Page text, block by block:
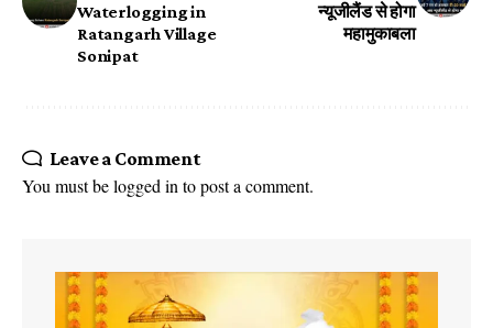
Waterlogging in
Ratangarh Village
Sonipat
न्यूजीलैंड से होगा
महामुकाबला
Leave a Comment
You must belogged in to post a comment.